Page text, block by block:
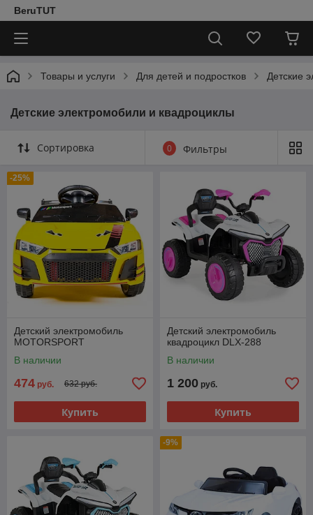
BeruTUT
Товары и услуги Для детей и подростков Детские
Детские электромобили и квадроциклы
Сортировка 0 Фильтры
-25%
Детский электромобиль
MOTORSPORT
В наличии
474 руб. 632 руб.
Купить
Детский электромобиль
квадроцикл DLX-288
В наличии
1 200 руб.
Купить
-9%